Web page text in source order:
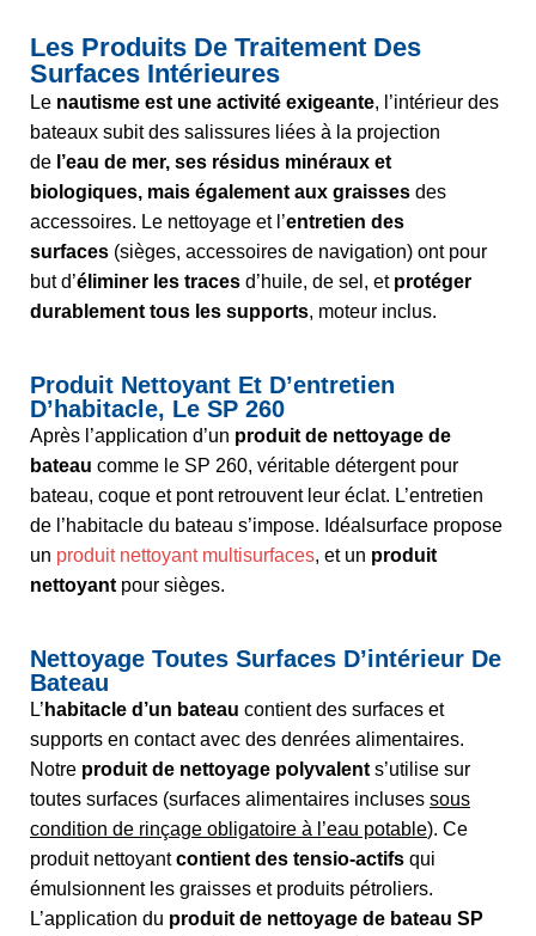
Les Produits De Traitement Des
Surfaces Intérieures
Le nautisme est une activité exigeante, l’intérieur des
bateaux subit des salissures liées à la projection
de l’eau de mer, ses résidus minéraux et
biologiques, mais également aux graisses des
accessoires. Le nettoyage et l’entretien des
surfaces (sièges, accessoires de navigation) ont pour
but d’éliminer les traces d’huile, de sel, et protéger
durablement tous les supports, moteur inclus.
Produit Nettoyant Et D’entretien
D’habitacle, Le SP 260
Après l’application d’un produit de nettoyage de
bateau comme le SP 260, véritable détergent pour
bateau, coque et pont retrouvent leur éclat. L’entretien
de l’habitacle du bateau s’impose. Idéalsurface propose
un produit nettoyant multisurfaces, et un produit
nettoyant pour sièges.
Nettoyage Toutes Surfaces D’intérieur De
Bateau
L’ habitacle d’un bateau contient des surfaces et
supports en contact avec des denrées alimentaires.
Notre produit de nettoyage polyvalent s’utilise sur
toutes surfaces (surfaces alimentaires incluses sous
condition de rinçage obligatoire à l’eau potable). Ce
produit nettoyantcontient des tensio-actifs qui
émulsionnent les graisses et produits pétroliers.
L’application du produit de nettoyage de bateau SP